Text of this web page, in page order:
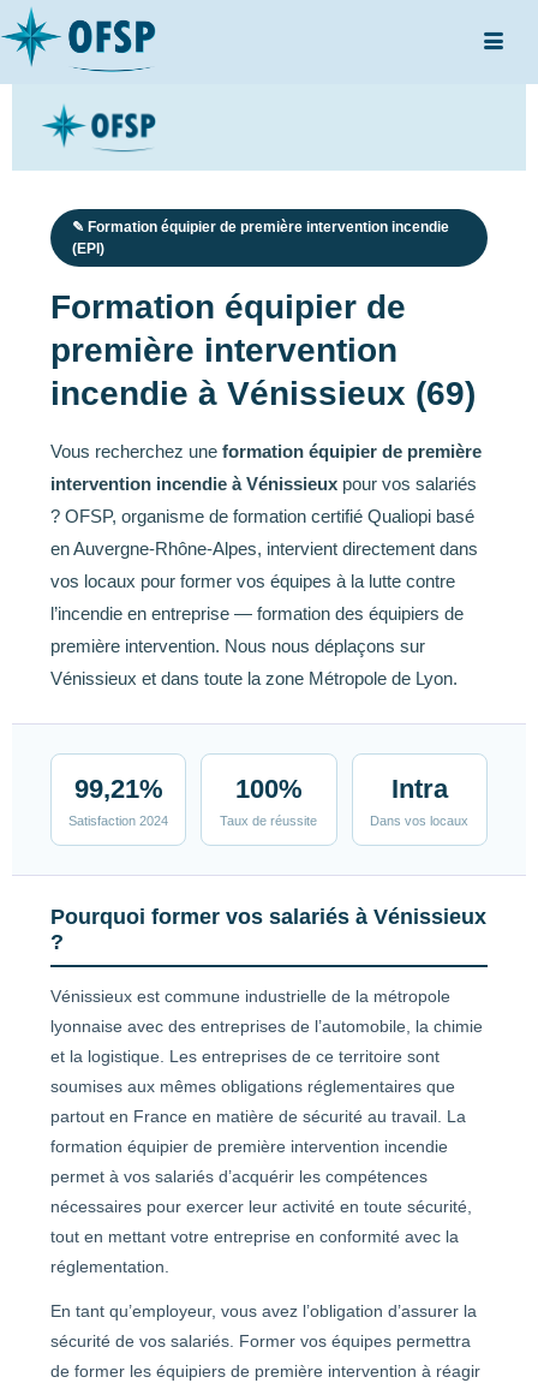
✎ Formation équipier de première intervention incendie
(EPI)
Formation équipier de
première intervention
incendie à Vénissieux (69)
Vous recherchez une formation équipier de première
intervention incendie à Vénissieux pour vos salariés
? OFSP, organisme de formation certifié Qualiopi basé
en Auvergne-Rhône-Alpes, intervient directement dans
vos locaux pour former vos équipes à la lutte contre
l’incendie en entreprise — formation des équipiers de
première intervention. Nous nous déplaçons sur
Vénissieux et dans toute la zone Métropole de Lyon.
99,21%
Satisfaction 2024
100%
Taux de réussite
Intra
Dans vos locaux
Pourquoi former vos salariés à Vénissieux
?
Vénissieux est commune industrielle de la métropole
lyonnaise avec des entreprises de l’automobile, la chimie
et la logistique. Les entreprises de ce territoire sont
soumises aux mêmes obligations réglementaires que
partout en France en matière de sécurité au travail. La
formation équipier de première intervention incendie
permet à vos salariés d’acquérir les compétences
nécessaires pour exercer leur activité en toute sécurité,
tout en mettant votre entreprise en conformité avec la
réglementation.
En tant qu’employeur, vous avez l’obligation d’assurer la
sécurité de vos salariés. Former vos équipes permettra
de former les équipiers de première intervention à réagir